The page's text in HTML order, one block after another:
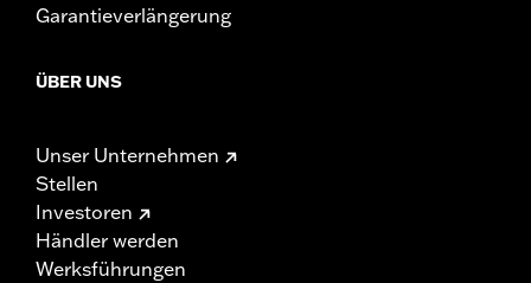
Garantieverlängerung
ÜBER UNS
Unser Unternehmen
Stellen
Investoren
Händler werden
Werksführungen